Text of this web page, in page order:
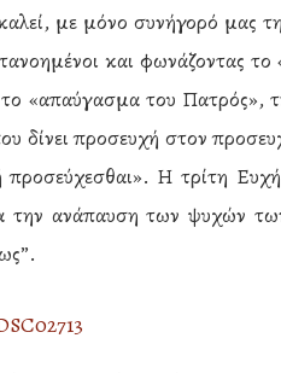
με μόνο συνήγορό μας
και φωνάζοντας
«απαύγασμα του Πατρός»,
δίνει προσευχή στον
Η τρίτη
την ανάπαυση των ψυχών